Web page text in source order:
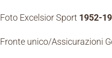
Foto Excelsior Sport 1952-
Fronte unico/Assicurazioni